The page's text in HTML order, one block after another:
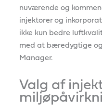
nuværende og
injektorer og
ikke kun bedre
med at bæredygtige
Manager.
Valg af